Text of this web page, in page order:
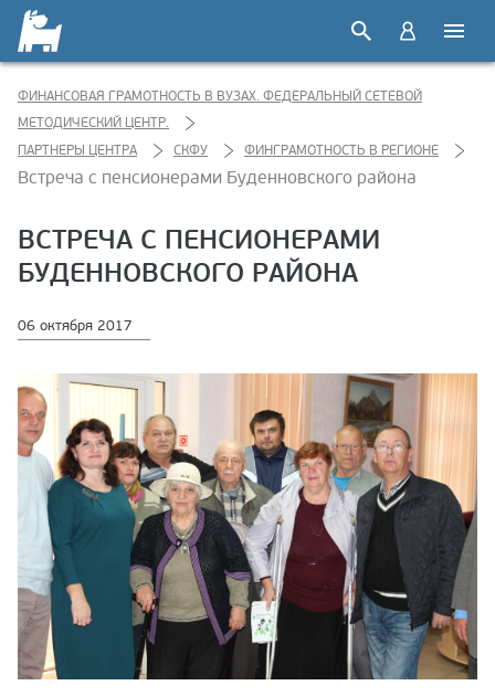
ФИНАНСОВАЯ ГРАМОТНОСТЬ В ВУЗАХ. ФЕДЕРАЛЬНЫЙ СЕТЕВОЙ
МЕТОДИЧЕСКИЙ ЦЕНТР.
ПАРТНЕРЫ ЦЕНТРА
СКФУ ФИНГРАМОТНОСТЬ В РЕГИОНЕ
Встреча с пенсионерами Буденновского района
ВСТРЕЧА С ПЕНСИОНЕРАМИ
БУДЕННОВСКОГО РАЙОНА
06 октября 2017